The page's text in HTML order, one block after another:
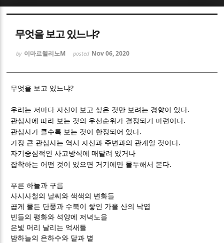
무엇을 보고 있느냐?
by 이마르첼리노M posted Nov 06, 2020
무엇을 보고 있느냐?
우리는 저마다 자신이 보고 싶은 것만 보려는 경향이 있다.
관심사에 따라 보는 것의 우선순위가 결정되기 마련이다.
관심사가 클수록 보는 것이 한정되어 있다.
가장 큰 관심사는 역시 자신과 주변과의 관계일 것이다.
자기중심적인 사고방식에 매달려 있거나
잡착하는 어떤 것이 있으면 거기에만 몰두해서 본다.
푸른 하늘과 구름
사시사철의 날씨와 색색의 변화들
곱게 물든 단풍과 수북이 쌓인 가을 산의 낙엽
빈들의 평화와 석양에 저녁노을
은빛 머리 날리는 억새들
밤하늘의 은하수와 달과 별
Sketchbook5, 스케치북5
Sketchbook5, 스케치북5
Sketchbook5, 스케치북5
Sketchbook5, 스케치북5